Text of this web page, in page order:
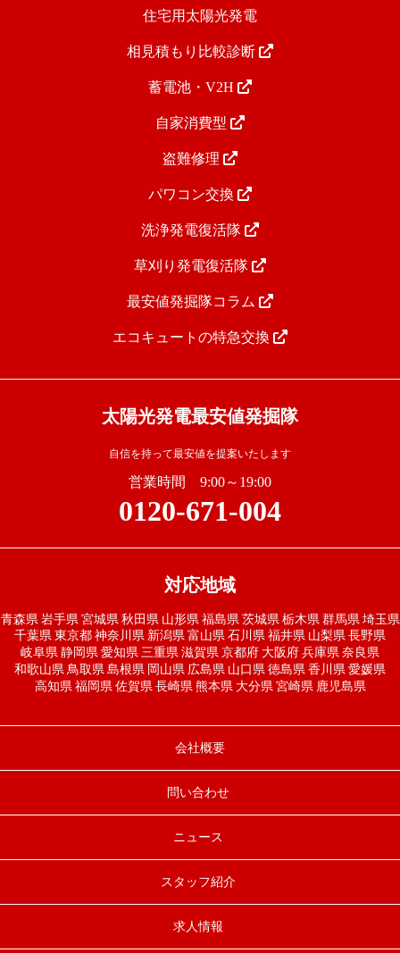
住宅用太陽光発電
相見積もり比較診断
蓄電池・V2H
自家消費型
盗難修理
パワコン交換
洗浄発電復活隊
草刈り発電復活隊
最安値発掘隊コラム
エコキュートの特急交換
太陽光発電最安値発掘隊
自信を持って最安値を提案いたします
営業時間 9:00～19:00
0120-671-004
対応地域
青森県 岩手県 宮城県 秋田県 山形県 福島県 茨城県 栃木県 群馬県 埼玉県
千葉県 東京都 神奈川県 新潟県 富山県 石川県 福井県 山梨県 長野県
岐阜県 静岡県 愛知県 三重県 滋賀県 京都府 大阪府 兵庫県 奈良県
和歌山県 鳥取県 島根県 岡山県 広島県 山口県 徳島県 香川県 愛媛県
高知県 福岡県 佐賀県 長崎県 熊本県 大分県 宮崎県 鹿児島県
会社概要
問い合わせ
ニュース
スタッフ紹介
求人情報